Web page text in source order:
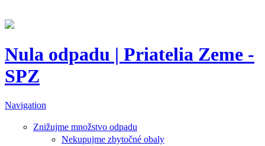
Nula odpadu | Priatelia Zeme -
SPZ
Navigation
Znižujme množstvo odpadu
Nekupujme zbytočné obaly